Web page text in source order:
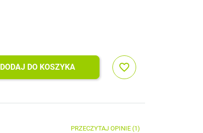
DODAJ DO KOSZYKA favorite_border
PRZECZYTAJ OPINIE (1)